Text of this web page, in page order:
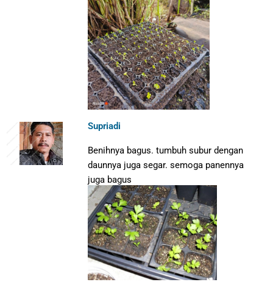
Supriadi
Benihnya bagus. tumbuh subur dengan
daunnya juga segar. semoga panennya
juga bagus